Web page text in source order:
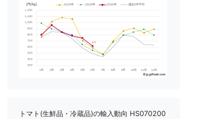
トマト(生鮮品・冷蔵品)の輸入動向 HS070200